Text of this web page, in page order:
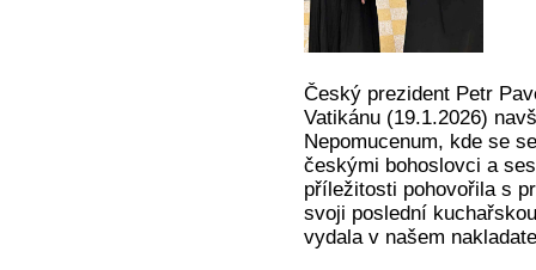
Český prezident Petr
Vatikánu (19.1.2026)
Nepomucenum, kde se
českými bohoslovci a
příležitosti pohovořila s
svoji poslední
vydala v našem